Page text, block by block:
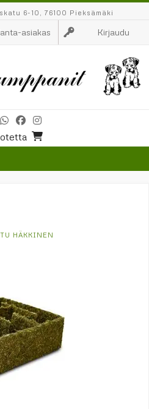
6-10, 76100 Pieksämäki
asiakas Kirjaudu
HÄKKINEN